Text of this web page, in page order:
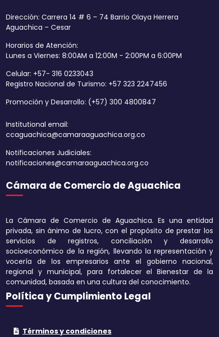
Dirección: Carrera 14 # 6 – 74 Barrio Olaya Herrera
Aguachica – Cesar
Horarios de Atención:
Lunes a Viernes: 8:00AM a 12:00M - 2:00PM a 6:00PM
Celular: +57- 316 0233043
Registro Nacional de Turismo: +57 323 2247456
Promoción y Desarrollo: (+57) 300 4800847
Institutional email:
ccaguachica@camaraaguachica.org.co
Notificaciones Judiciales:
notificaciones@camaraaguachica.org.co
Cámara de Comercio de Aguachica
La Cámara de Comercio de Aguachica. Es una entidad
privada, sin ánimo de lucro, con el propósito de prestar los
servicios de registros, conciliación y desarrollo
socioeconómico de la región, llevando la representación y
vocería de los empresarios ante el gobierno nacional,
regional y municipal, para fortalecer el Bienestar de la
comunidad, basada en una cultura del conocimiento.
Política y Cumplimiento Legal
Términos y condiciones
Aumentar el
texto
Disminuir el
texto
Aumentar la
Disminuir la